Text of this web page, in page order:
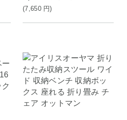
(7,650 円)